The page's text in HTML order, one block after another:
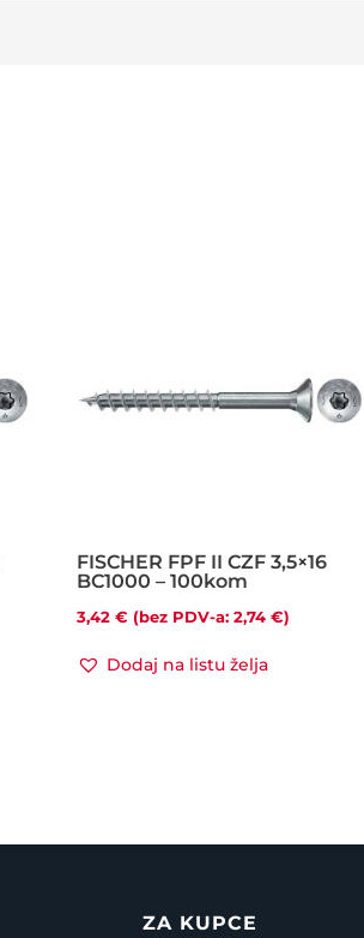
FISCHER FPF II CZF 3,5×16
BC1000 – 100kom
3,42€ (bez PDV-a:2,74€)
Dodaj na listu želja
ZA KUPCE